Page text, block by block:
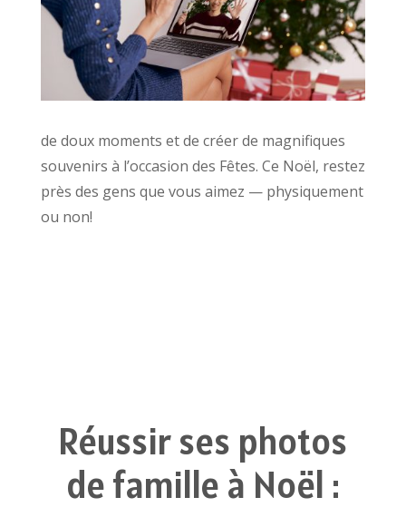
de doux moments et de créer de magnifiques
souvenirs à l’occasion des Fêtes. Ce Noël, restez
près des gens que vous aimez — physiquement
ou non!
Réussir ses photos
de famille à Noël :